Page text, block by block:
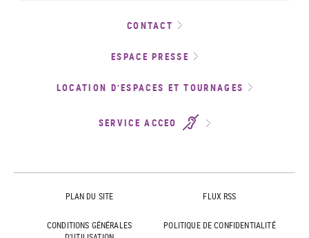
CONTACT
ESPACE PRESSE
LOCATION D’ESPACES ET TOURNAGES
SERVICE ACCEO
PLAN DU SITE FLUX RSS
CONDITIONS GÉNÉRALES
POLITIQUE DE CONFIDENTIALITÉ